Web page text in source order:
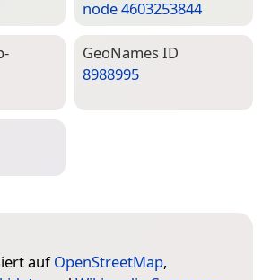
node 4603253844
Geo­Names ID
8988995
aufOpenStreetMap,